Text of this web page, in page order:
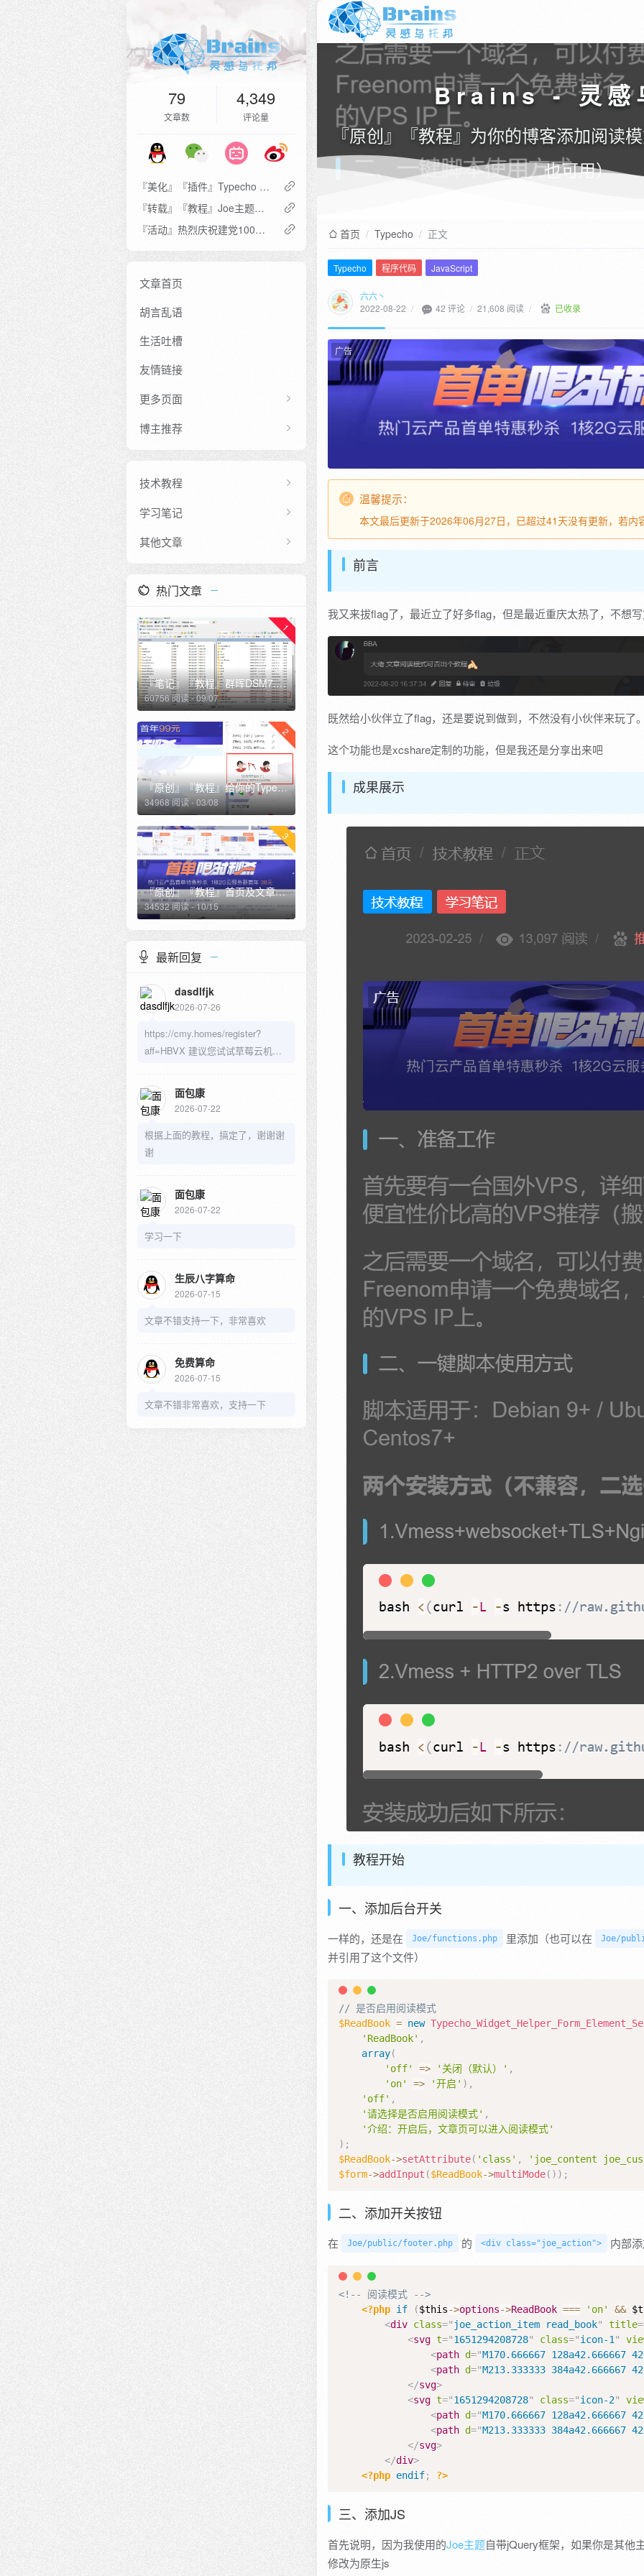
79
文章数
4,349
评论量
『美化』『插件』Typecho - 微信公众号验证码涨粉丝插件（美化版）
『转载』『教程』Joe主题的归档和动态页面分享（其他主题也能用）
『活动』热烈庆祝建党100周年
文章首页
胡言乱语
生活吐槽
友情链接
更多页面
博主推荐
技术教程
学习笔记
其他文章
热门文章
1
『笔记』『教程』群晖DSM7.0.1开启ssh及sftp及root用户登录，访问群辉根目录
60756 阅读 - 09/07
2
『原创』『教程』给你的Typecho博客侧边栏加一个恋爱计时（修复夜间模式样式）
34968 阅读 - 03/08
3
『原创』『教程』首页及文章页滚动广告栏
34532 阅读 - 10/15
最新回复
dasdlfjk
2026-07-26
https://cmy.homes/register?
aff=HBVX 建议您试试草莓云机
tiktok，上reddit/x也没有问题，还
有各种ai优化节点。
面包康
2026-07-22
根据上面的教程，搞定了，谢谢谢
谢
面包康
2026-07-22
学习一下
生辰八字算命
2026-07-15
文章不错支持一下，非常喜欢
免费算命
2026-07-15
文章不错非常喜欢，支持一下
Brains - 灵感
『原创』『教程』为你的博客添加阅读
也可用）
首页 / Typecho / 正文
Typecho 程序代码 JavaScript
六六丶
2022-08-22 / 42 评论 / 21,608 阅读 / 已收录
广告
温馨提示：
本文最后更新于2026年06月27日，已超过41天没有更新，若内
前言
我又来拔flag了，最近立了好多flag，但是最近重庆太热了，不想
既然给小伙伴立了flag，还是要说到做到，不然没有小伙伴来玩了
这个功能也是xcshare定制的功能，但是我还是分享出来吧
成果展示
教程开始
一、添加后台开关
一样的，还是在 Joe/functions.php 里添加（也可以在 Joe/
并引用了这个文件）
// 是否启用阅读模式
$ReadBook = new
'ReadBook' ,
array(
'off'
=> '关闭（默认）' ,
'on'
=> '开启' ) ,
'off' ,
'请选择是否启用阅读模式' ,
'介绍：开启后，文章页可以进入阅读模式'
) ;
$ReadBook->setAttribute( 'class' ,
'joe_content
$form->addInput ($ReadBook->multiMode( ) ) ;
二、添加开关按钮
在 Joe/public/footer.php 的 <div class="joe_action"> 内部
<!-- 阅读模式 -->
<?php if ($this->options->ReadBook === 'on' &&
<div class=" joe_action_item read_book" title=
<svg t="1651294208728" class="icon-1"
<path d="M170.666667 128a42.666667
<path d="M213.333333 384a42.666667
</svg>
<svg t="1651294208728" class="icon-2"
<path d="M170.666667 128a42.666667
<path d="M213.333333 384a42.666667
</svg>
</div>
<?php endif; ?>
三、添加JS
首先说明，因为我使用的Joe主题自带jQuery框架，如果你是其他
修改为原生js